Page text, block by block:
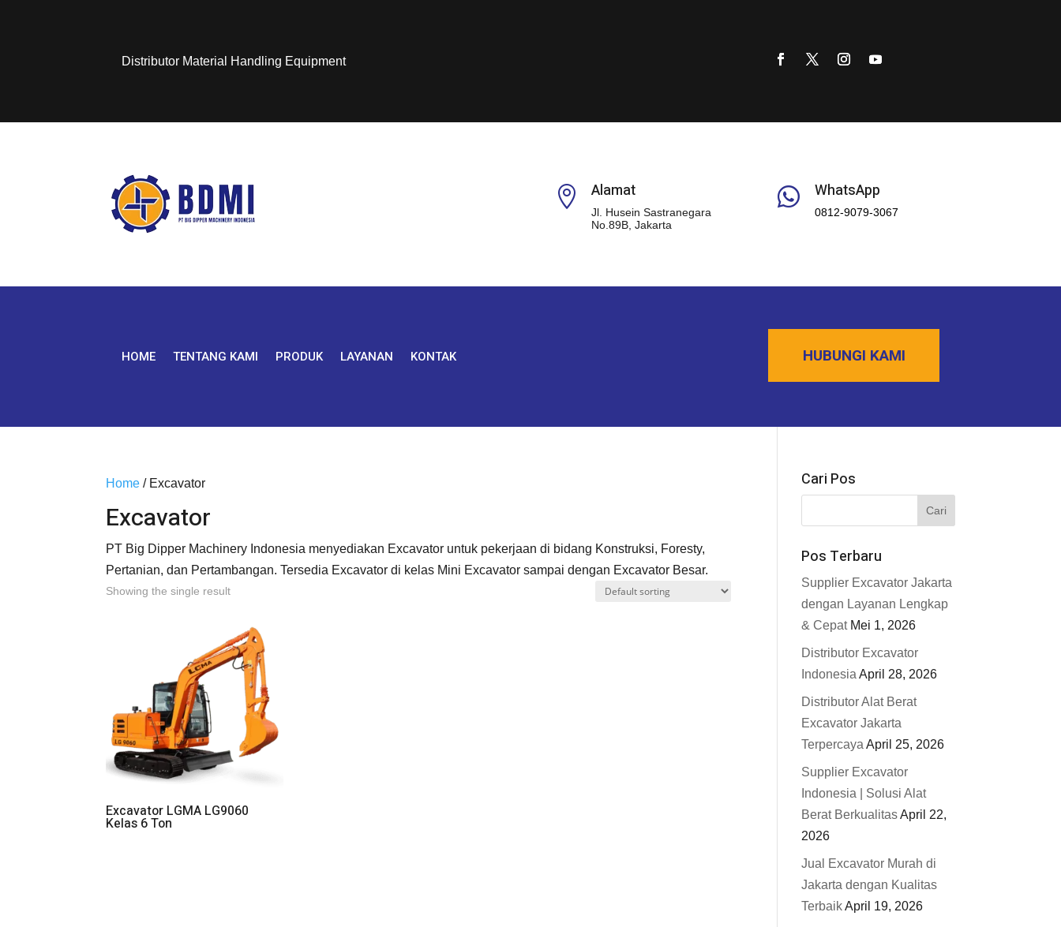
Distributor Material Handling Equipment
 Alamat
Jl. Husein Sastranegara
No.89B, Jakarta
 WhatsApp
0812-9079-3067
HOME TENTANG KAMI PRODUK LAYANAN KONTAK HUBUNGI KAMI
Home / Excavator
Excavator
PT Big Dipper Machinery Indonesia menyediakan Excavator untuk pekerjaan di bidang Konstruksi, Foresty,
Pertanian, dan Pertambangan. Tersedia Excavator di kelas Mini Excavator sampai dengan Excavator Besar.
Showing the single result
Excavator LGMA LG9060
Kelas 6 Ton
Cari Pos
Pos Terbaru
Supplier Excavator Jakarta
dengan Layanan Lengkap
& Cepat Mei 1, 2026
Distributor Excavator
Indonesia April 28, 2026
Distributor Alat Berat
Excavator Jakarta
Terpercaya April 25, 2026
Supplier Excavator
Indonesia | Solusi Alat
Berat BerkualitasApril 22,
2026
Jual Excavator Murah di
Jakarta dengan Kualitas
TerbaikApril 19, 2026